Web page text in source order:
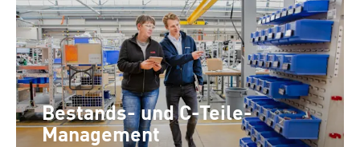
Bestands- und C-Teile-
Management